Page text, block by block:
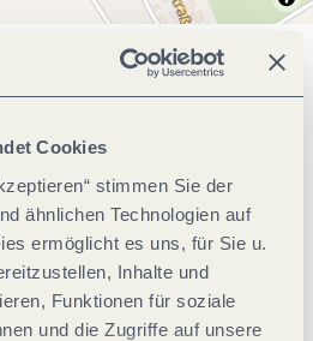
Cookies
stimmen Sie der
ähnlichen Technologien auf
ermöglicht es uns, für Sie u.
Inhalte und
Funktionen für soziale
und die Zugriffe auf unsere
Informationen
Appartement